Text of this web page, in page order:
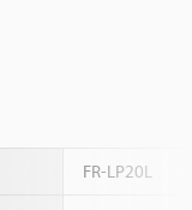
FR-LP20L